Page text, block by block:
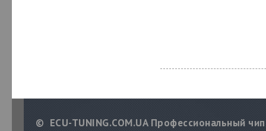
© ECU-TUNING.COM.UA Профессиональный